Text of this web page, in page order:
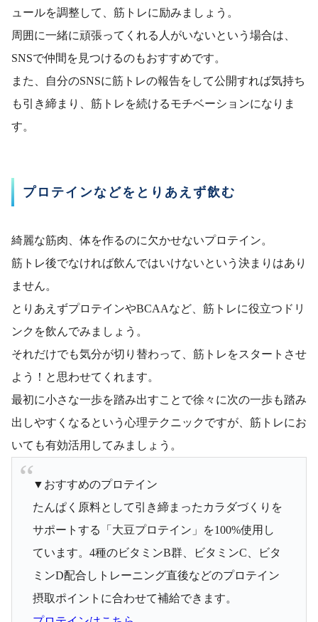
ュールを調整して、筋トレに励みましょう。
周囲に一緒に頑張ってくれる人がいないという場合は、
SNSで仲間を見つけるのもおすすめです。
また、自分のSNSに筋トレの報告をして公開すれば気持ち
も引き締まり、筋トレを続けるモチベーションになりま
す。
プロテインなどをとりあえず飲む
綺麗な筋肉、体を作るのに欠かせないプロテイン。
筋トレ後でなければ飲んではいけないという決まりはあり
ません。
とりあえずプロテインやBCAAなど、筋トレに役立つドリ
ンクを飲んでみましょう。
それだけでも気分が切り替わって、筋トレをスタートさせ
よう！と思わせてくれます。
最初に小さな一歩を踏み出すことで徐々に次の一歩も踏み
出しやすくなるという心理テクニックですが、筋トレにお
いても有効活用してみましょう。
▼おすすめのプロテイン
たんぱく原料として引き締まったカラダづくりを
サポートする「大豆プロテイン」を100%使用し
ています。4種のビタミンB群、ビタミンC、ビタ
ミンD配合しトレーニング直後などのプロテイン
摂取ポイントに合わせて補給できます。